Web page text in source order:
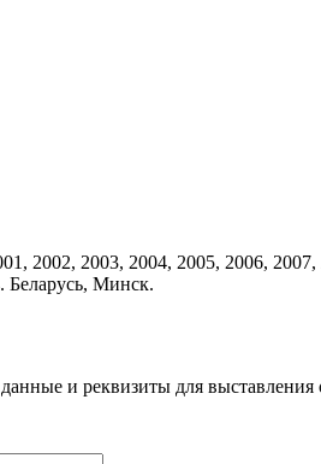
2002, 2003, 2004, 2005, 2006, 2007,
Беларусь, Минск.
и реквизиты для выставления